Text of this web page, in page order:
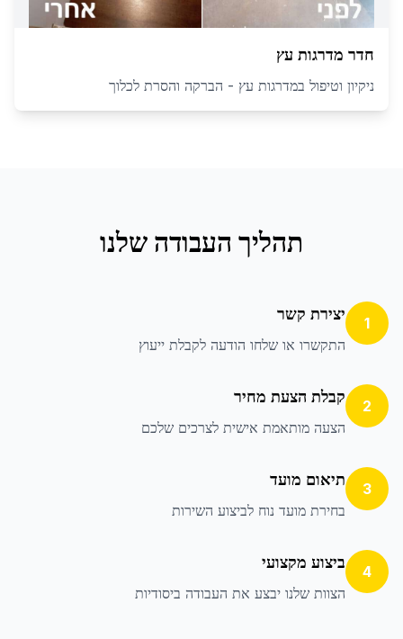
חדר מדרגות עץ
ניקיון וטיפול במדרגות עץ - הברקה והסרת לכלוך
תהליך העבודה שלנו
1 יצירת קשר
התקשרו או שלחו הודעה לקבלת ייעוץ
2 קבלת הצעת מחיר
הצעה מותאמת אישית לצרכים שלכם
3 תיאום מועד
בחירת מועד נוח לביצוע השירות
4 ביצוע מקצועי
הצוות שלנו יבצע את העבודה ביסודיות